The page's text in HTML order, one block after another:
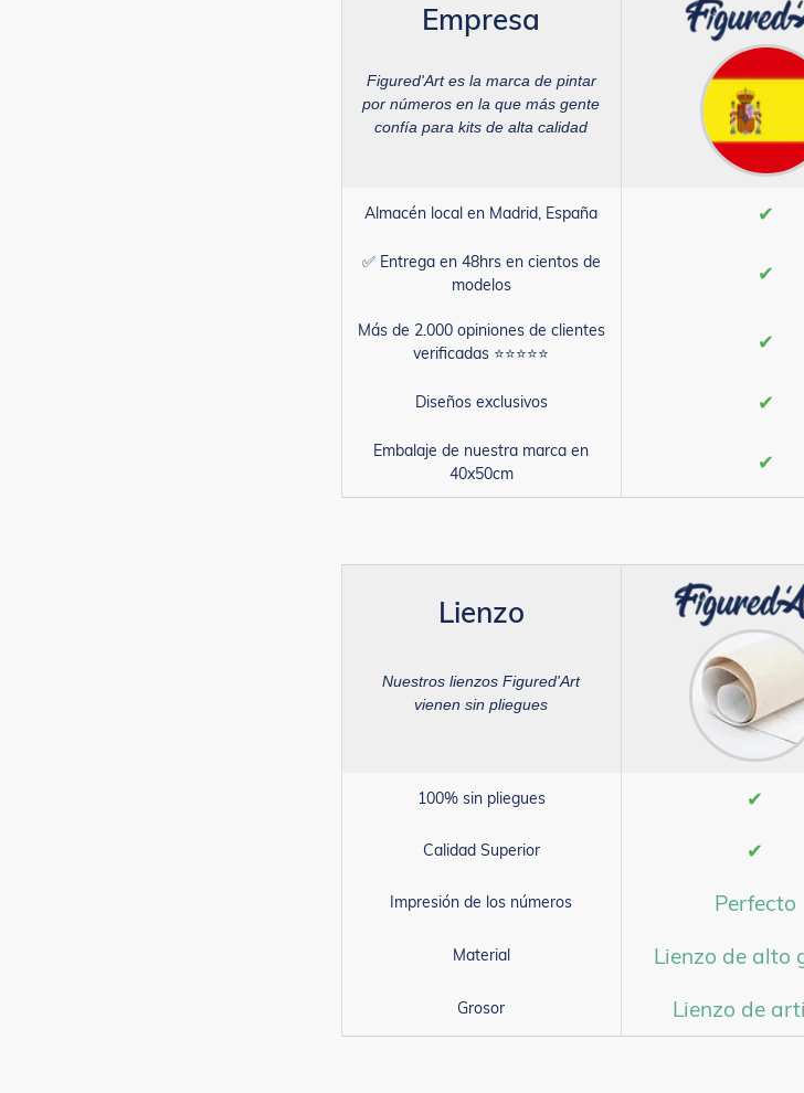
Empresa
Figured'Art es la marca de pintar
por números en la que más gente
confía para kits de alta calidad
Almacén local en Madrid, España ✔
✅ Entrega en 48hrs en cientos de
modelos
✔
Más de 2.000 opiniones de clientes
verificadas ⭐⭐⭐⭐⭐
✔
Diseños exclusivos ✔
Embalaje de nuestra marca en
40x50cm
✔
Lienzo
Nuestros lienzos Figured'Art
vienen sin pliegues
100% sin pliegues ✔
Calidad Superior ✔
Impresión de los números Perfecto
Material Lienzo de alto
Grosor Lienzo de